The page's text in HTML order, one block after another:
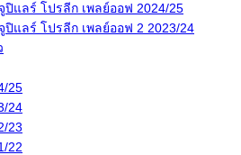
แลร์ โปรลีก เพลย์ออฟ 2024/25
แลร์ โปรลีก เพลย์ออฟ 2 2023/24
25
24
23
22